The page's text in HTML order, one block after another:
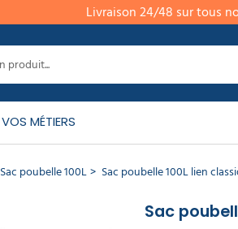
Livraison 24/48 sur tous
VOS MÉTIERS
Sac poubelle 100L Sac poubelle 100L lien
Sac